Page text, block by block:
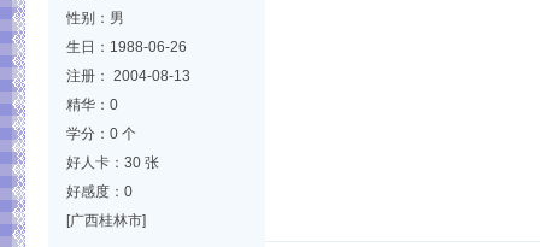
性别：男
生日：1988-06-26
注册： 2004-08-13
精华：0
学分：0 个
好人卡：30 张
好感度：0
[广西桂林市]